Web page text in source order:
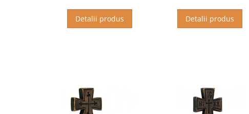
Detalii produs Detalii produs